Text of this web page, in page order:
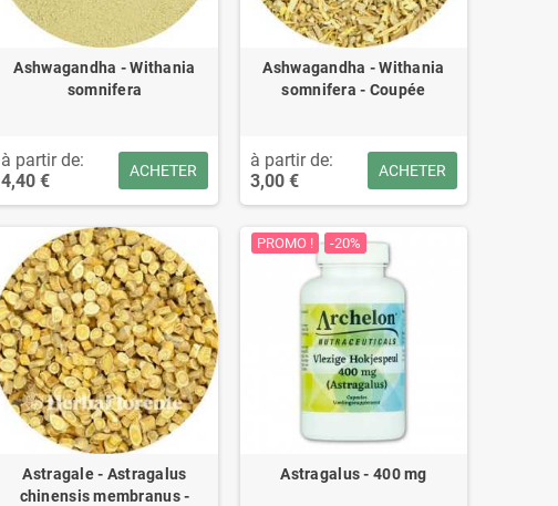
Ashwagandha - Withania
somnifera
à partir de:
4,40 €
ACHETER
Ashwagandha - Withania
somnifera - Coupée
à partir de:
3,00 €
ACHETER
Astragale - Astragalus
chinensis membranus -
PROMO ! -20%
Astragalus - 400 mg